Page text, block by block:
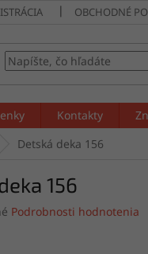
OBCHODNÉ
Kontakty
Detská deka 156
156
Podrobnosti hodnotenia